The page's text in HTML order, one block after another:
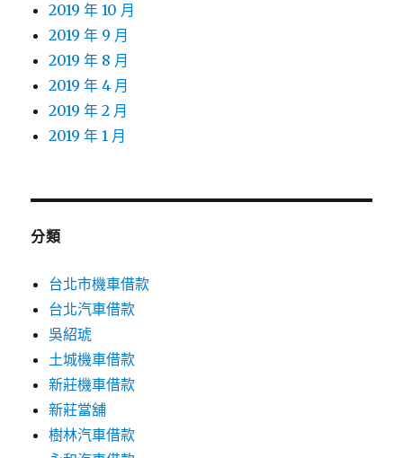
2019 年 10 月
2019 年 9 月
2019 年 8 月
2019 年 4 月
2019 年 2 月
2019 年 1 月
分類
台北市機車借款
台北汽車借款
吳紹琥
土城機車借款
新莊機車借款
新莊當舖
樹林汽車借款